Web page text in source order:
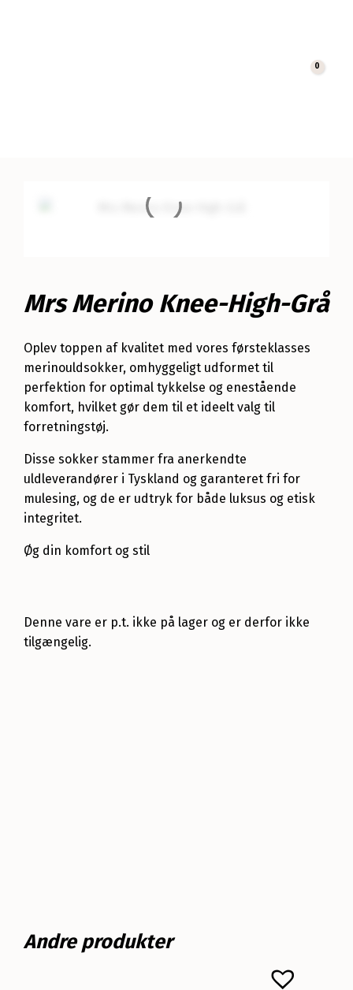
0
Mrs Merino Knee-High-Grå
Oplev toppen af ​​kvalitet med vores førsteklasses
merinouldsokker, omhyggeligt udformet til
perfektion for optimal tykkelse og enestående
komfort, hvilket gør dem til et ideelt valg til
forretningstøj.
Disse sokker stammer fra anerkendte
uldleverandører i Tyskland og garanteret fri for
mulesing, og de er udtryk for både luksus og etisk
integritet.
Øg din komfort og stil
Denne vare er p.t. ikke på lager og er derfor ikke
tilgængelig.
Andre produkter